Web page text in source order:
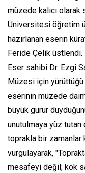
müzede kalıcı
Üniversitesi öğretim
hazırlanan eserin
Feride Çelik üstlendi.
Eser sahibi Dr. Ezgi
Müzesi için yürüttüğü
eserinin müzede
büyük gurur
unutulmaya yüz tutan
toprakla bir zamanlar
vurgulayarak,
mesafeyi değil; kök